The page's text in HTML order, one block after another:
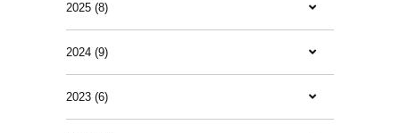
2025 (8)
2024 (9)
2023 (6)